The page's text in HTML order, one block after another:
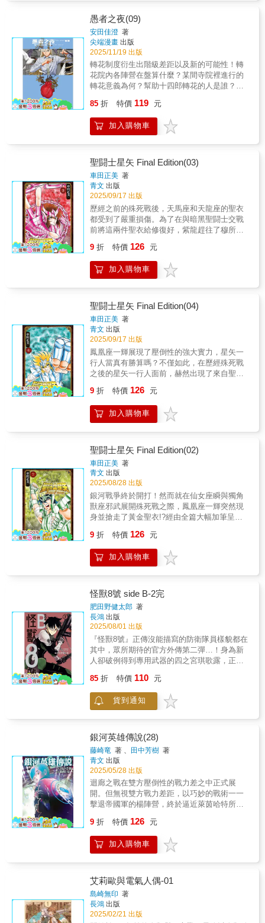
溫……!?物換星移，來到現代。由於太陽能量
莫名的減少，使得第七次冰期到來!!賭上存亡的
人類們，竟想出了打造第二顆太陽的驚人手
段……!?除了標題作品外，還包含單行本首次
收錄的《地平線巡邏隊》等共三篇精彩故事!!
愚者之夜(09)
安田佳澄 著
尖端漫畫 出版
2025/11/19 出版
轉花制度衍生出階級差距以及新的可能性！轉
花院內各陣營在盤算什麼？某間寺院裡進行的
轉花意義為何？幫助十四郎轉花的人是誰？八
盤算。究竟什麼才是這個世界真正的「幸福」
……✧壓倒性的畫技×獨特卻絕望的世界觀——
反烏托邦末日故事第9集登場✧【本集內容】在
的十四郎決定透過轉花成「靈花」來換取報酬
１０００萬圓。變成靈花之前只剩短短２年。
十四郎打算在有限的時間裡充實生活。然而殺
人靈花ＩＶＹ卻出現在他面前。遇到跟自己一
樣擁有特殊能力的ＩＶＹ，十四郎產生莫大的
改變。另一方面，詠子接下九大博士的指令，
調查幫助十四郎轉花的研究員真實身分。在調
查的過程中，詠子得知新的真相……
85 折 特價 119 元
加入購物車
聖闘士星矢 Final Edition(03)
車田正美 著
青文 出版
2025/09/17 出版
歷經之前的殊死戰後，天馬座和天龍座的聖衣
都受到了嚴重損傷。為了在與暗黑聖闘士交戰
前將這兩件聖衣給修復好，紫龍趕往了穆所在
進而揭曉一輝悲劇性的過往，令人驚愕的第3
集！本書特色少年漫畫傳奇大作首度全新繪製
所有封面＆首度大幅度新增加筆內容的完全新
中！
9 折 特價 126 元
加入購物車
聖闘士星矢 Final Edition(04)
車田正美 著
青文 出版
2025/09/17 出版
鳳凰座一輝展現了壓倒性的強大實力，星矢一
行人當真有勝算嗎？不僅如此，在歷經殊死戰
之後的星矢一行人面前，赫然出現了來自聖域
聖闘士來襲的第4集！本書特色少年漫畫傳奇大
作首度全新繪製所有封面＆首度大幅度新增加
筆內容的完全新生!!不僅如此，CHAMPION
9 折 特價 126 元
加入購物車
聖闘士星矢 Final Edition(02)
車田正美 著
青文 出版
2025/08/28 出版
銀河戰爭終於開打！然而就在仙女座瞬與獨角
獸座邪武展開殊死戰之際，鳳凰座一輝突然現
身並搶走了黃金聖衣!?經由全篇大幅加筆呈現
戰鬥的第2集！本書特色少年漫畫傳奇大作首度
全新繪製所有封面＆首度大幅度新增加筆內容
的完全新生!!
9 折 特價 126 元
加入購物車
怪獸8號 side B-2完
肥田野健太郎 著
長鴻 出版
2025/08/01 出版
『怪獸8號』正傳沒能描寫的防衛隊員樣貌都在
其中，眾所期待的官方外傳第二彈…！身為新
人卻破例得到專用武器的四之宮琪歌露，正在
防衛隊最強的男人‧鳴海弦如何覺醒的故事。鳴
海為什麼會加入防衛隊，又是如何坐上最強的
寶座呢…!?
85 折 特價 110 元
貨到通知
銀河英雄傳說(28)
藤崎竜 著 、 田中芳樹 著
青文 出版
2025/05/28 出版
迴廊之戰在雙方壓倒性的戰力差之中正式展
開。但無視雙方戰力差距，以巧妙的戰術一一
擊退帝國軍的楊陣營，終於逼近萊茵哈特所在
抵禦，然而與此同時，卻傳來了米達麥亞被楊
的分艦隊擊破，戰死沙場的噩耗…!?親眼目睹
自軍將士接連敗陣的萊茵哈特，眼前出現了好
典科幻巨作華麗重現，再度踏上星辰大海的征
途。2.銀河帝國與自由行星同盟，專制政治與
民主主義，兩方國家勢力僵持150年的宇宙戰爭
直到「常勝的天才」萊茵哈特與「不敗的魔術
9 折 特價 126 元
加入購物車
艾莉歐與電氣人偶-01
島崎無印 著
長鴻 出版
2025/02/21 出版